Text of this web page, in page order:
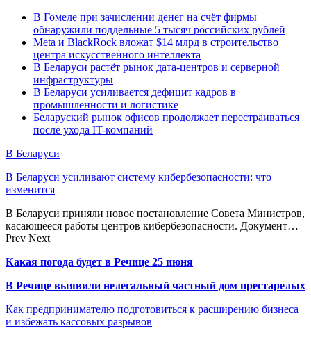
В Гомеле при зачислении денег на счёт фирмы
обнаружили поддельные 5 тысяч российских рублей
Meta и BlackRock вложат $14 млрд в строительство
центра искусственного интеллекта
В Беларуси растёт рынок дата-центров и серверной
инфраструктуры
В Беларуси усиливается дефицит кадров в
промышленности и логистике
Беларуский рынок офисов продолжает перестраиваться
после ухода IT-компаний
В Беларуси
В Беларуси усиливают систему кибербезопасности: что
изменится
В Беларуси приняли новое постановление Совета Министров,
касающееся работы центров кибербезопасности. Документ…
Prev Next
Какая погода будет в Речице 25 июня
В Речице выявили нелегальный частный дом престарелых
Как предпринимателю подготовиться к расширению бизнеса
и избежать кассовых разрывов